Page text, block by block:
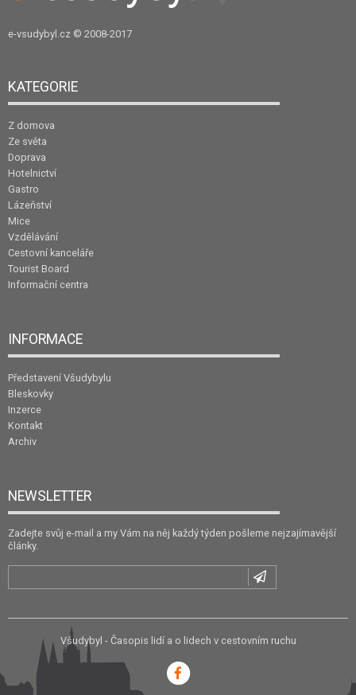
e-vsudybyl.cz © 2008-2017
KATEGORIE
Z domova
Ze světa
Doprava
Hotelnictví
Gastro
Lázeňství
Mice
Vzdělávání
Cestovní kanceláře
Tourist Board
Informační centra
INFORMACE
Představení Všudybylu
Bleskovky
Inzerce
Kontakt
Archiv
NEWSLETTER
Zadejte svůj e-mail a my Vám na něj každý týden pošleme nejzajímavější
články.
Všudybyl - Časopis lidí a o lidech v cestovním ruchu